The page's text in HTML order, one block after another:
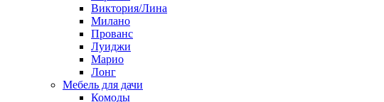
Виктория/Лина
Милано
Прованс
Луиджи
Марио
Лонг
Мебель для дачи
Комоды